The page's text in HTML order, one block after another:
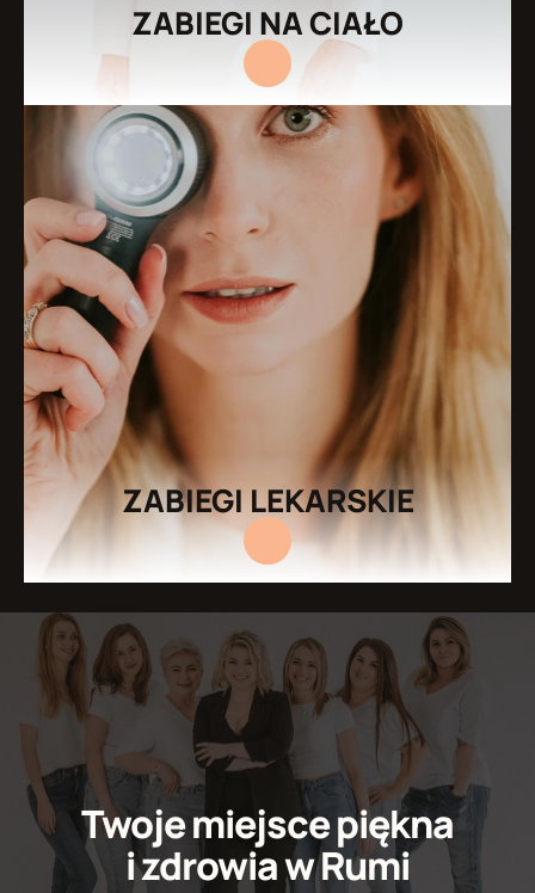
ZABIEGI NA CIAŁO
ZABIEGI LEKARSKIE
Twoje miejsce piękna
i zdrowia w Rumi